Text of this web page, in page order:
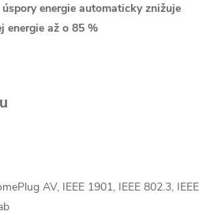
energie automaticky znižuje
energie až o 85 %
AV, IEEE 1901, IEEE 802.3, IEEE